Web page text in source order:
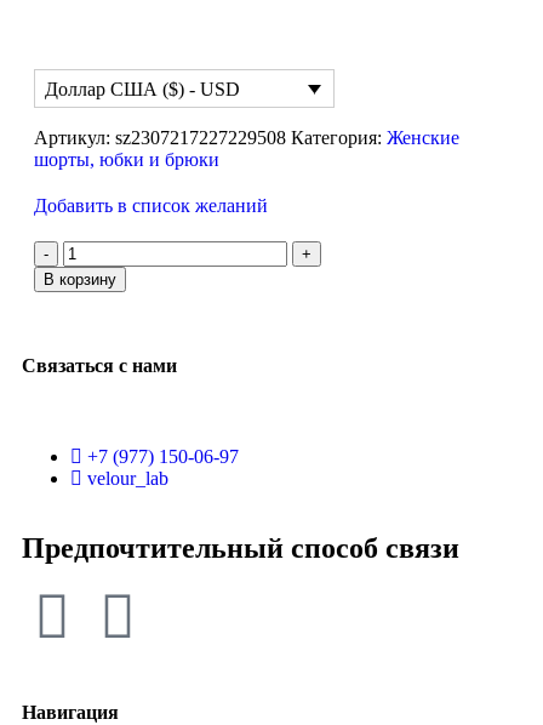
Доллар США ($) - USD
Артикул: sz2307217227229508 Категория: Женские
шорты, юбки и брюки
Добавить в список желаний
В корзину
Связаться с нами
+7 (977) 150-06-97
velour_lab
Предпочтительный способ связи
Навигация